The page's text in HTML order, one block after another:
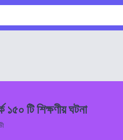
টি শিক্ষণীয় ঘটনা